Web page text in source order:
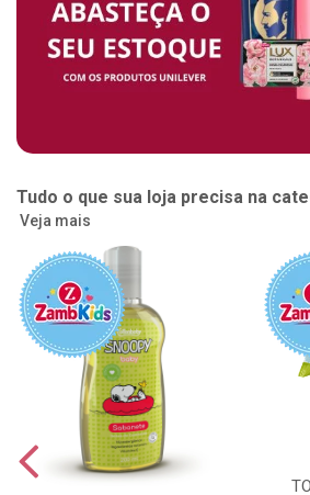
Tudo o que sua loja precisa na
Veja mais